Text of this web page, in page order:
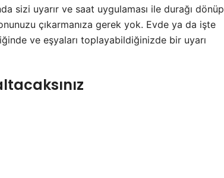
sizi uyarır ve saat uygulaması ile durağı dönüp
çıkarmanıza gerek yok. Evde ya da işte
ve eşyaları toplayabildiğinizde bir uyarı